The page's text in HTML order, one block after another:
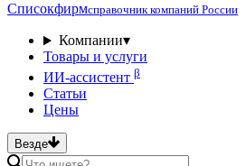
Списокфирмсправочник компаний России
Компании▾
Товары и услуги
ИИ-ассистент β
Статьи
Цены
Везде